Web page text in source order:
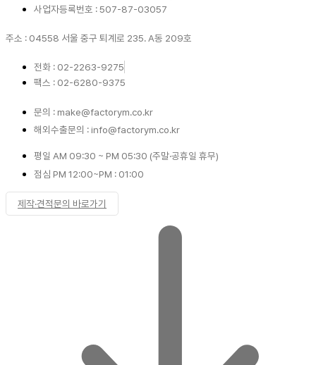
사업자등록번호 : 507-87-03057
주소 : 04558 서울 중구 퇴계로 235. A동 209호
전화 : 02-2263-9275
팩스 : 02-6280-9375
문의 : make@factorym.co.kr
해외수출문의 : info@factorym.co.kr
평일 AM 09:30 ~ PM 05:30 (주말·공휴일 휴무)
점심 PM 12:00~PM : 01:00
제작·견적문의 바로가기